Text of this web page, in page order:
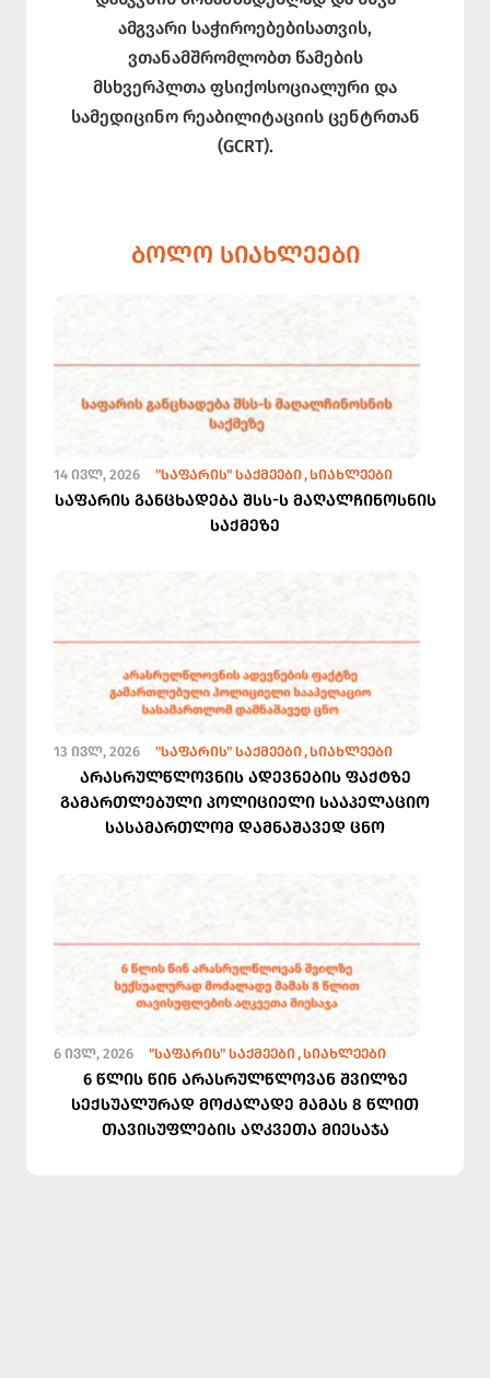
ამგვარი საჭიროებებისათვის,
ვთანამშრომლობთ წამების
მსხვერპლთა ფსიქოსოციალური და
სამედიცინო რეაბილიტაციის ცენტრთან
(GCRT).
ᲑᲝᲚᲝ ᲡᲘᲐᲮᲚᲔᲔᲑᲘ
14 ᲘᲕᲚ, 2026 "ᲡᲐᲤᲐᲠᲘᲡ" ᲡᲐᲥᲛᲔᲔᲑᲘ ᲡᲘᲐᲮᲚᲔᲔᲑᲘ
საფარის განცხადება შსს-ს მაღალჩინოსნის
საქმეზე
13 ᲘᲕᲚ, 2026 "ᲡᲐᲤᲐᲠᲘᲡ" ᲡᲐᲥᲛᲔᲔᲑᲘ ᲡᲘᲐᲮᲚᲔᲔᲑᲘ
არასრულწლოვნის ადევნების ფაქტზე
გამართლებული პოლიციელი სააპელაციო
სასამართლომ დამნაშავედ ცნო
6 ᲘᲕᲚ, 2026 "ᲡᲐᲤᲐᲠᲘᲡ" ᲡᲐᲥᲛᲔᲔᲑᲘ ᲡᲘᲐᲮᲚᲔᲔᲑᲘ
6 წლის წინ არასრულწლოვან შვილზე
სექსუალურად მოძალადე მამას 8 წლით
თავისუფლების აღკვეთა მიესაჯა